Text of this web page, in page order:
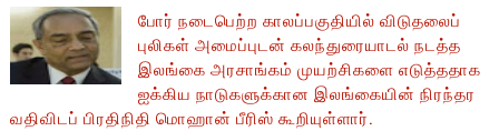
போர் நடைபெற்ற காலப்பகுதியில் ​​விடுதலைப்
புலிகள் அமைப்புடன் கலந்துரையாடல் நடத்த
இலங்கை அரசாங்கம் முயற்சிகளை எடுத்ததாக
ஐக்கிய நாடுகளுக்கான இலங்கையின் நிரந்தர
வதிவிடப் பிரதிநிதி மொஹான் பீரிஸ் கூறியுள்ளார்.